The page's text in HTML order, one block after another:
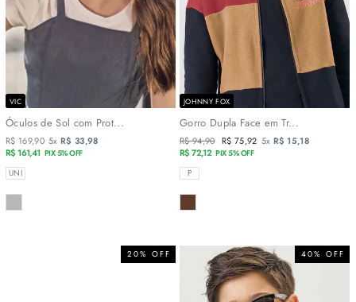
VIC
Óculos de Sol com Prot...
R$ 169,90 5x R$ 33,98
R$ 161,41 PIX 5% OFF
TAMANHOS
UNI
COR
JOHNNY FOX
Gorro Dupla Face em Tr...
Preço
normal
R$ 94,90 Preço
promocional
R$ 75,92 5x R$ 15,18
R$ 72,12 PIX 5% OFF
TAMANHOS
P
COR
20% OFF 40% OFF